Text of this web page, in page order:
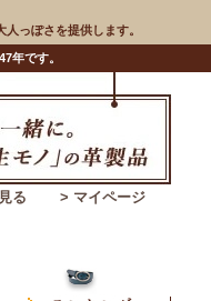
っぽさを提供します。
年です。
る > マイページ